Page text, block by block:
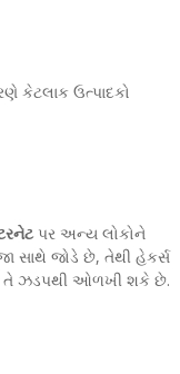
કેટલાક ઉત્પાદકો
પર અન્ય લોકોને
સાથે જોડે છે, તેથી હેકર્સ
તે ઝડપથી ઓળખી શકે છે.